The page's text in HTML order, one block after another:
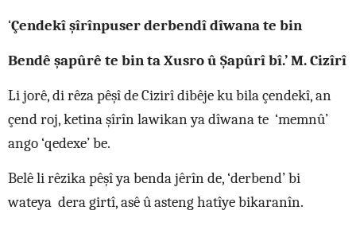
‘Çendekî şîrînpuser derbendî dîwana te bin
Bendê şapûrê te bin ta Xusro û Şapûrî bî.’ M. Cizîrî
Li jorê, di rêza pêşî de Cizirî dibêje ku bila çendekî, an
çend roj, ketina şîrîn lawikan ya dîwana te ‘memnû’
ango ‘qedexe’ be.
Belê li rêzika pêşî ya benda jêrîn de, ‘derbend’ bi
wateya dera girtî, asê û asteng hatîye bikaranîn.